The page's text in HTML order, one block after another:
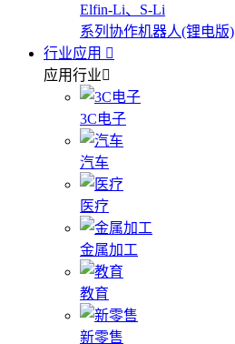
Elfin-Li、S-Li
系列协作机器人(锂电版)
行业应用
应用行业
3C电子
汽车
医疗
金属加工
教育
新零售